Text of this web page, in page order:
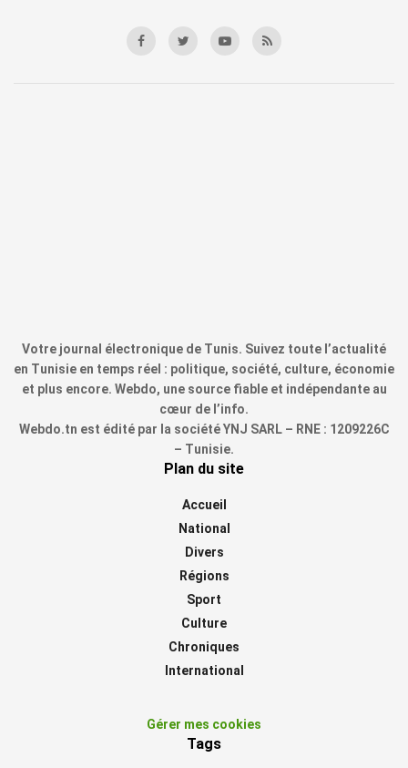
Votre journal électronique de Tunis. Suivez toute l’actualité
en Tunisie en temps réel : politique, société, culture, économie
et plus encore. Webdo, une source fiable et indépendante au
cœur de l’info.
Webdo.tn est édité par la société YNJ SARL – RNE : 1209226C
– Tunisie.
Plan du site
Accueil
National
Divers
Régions
Sport
Culture
Chroniques
International
Gérer mes cookies
Tags